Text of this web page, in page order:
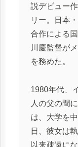
説デビュー
リー。日本
合作による
川慶監督が
を務めた。
1980年代、
人の父の間
は、大学を
日、彼女は
以来疎遠に